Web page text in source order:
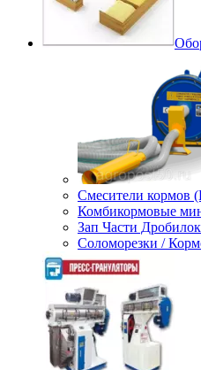
Смесители кормов
Комбикормовые
Зап Части Дробилок
Соломорезки /